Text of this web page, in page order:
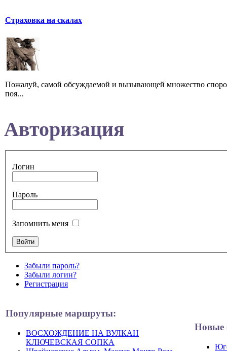
Страховка на скалах
Пожалуй, самой обсуждаемой и вызывающей множество
поя...
Авторизация
Логин
Пароль
Запомнить меня
Забыли пароль?
Забыли логин?
Регистрация
Популярные маршруты:
ВОСХОЖДЕНИЕ НА ВУЛКАН
КЛЮЧЕВСКАЯ СОПКА
Новые